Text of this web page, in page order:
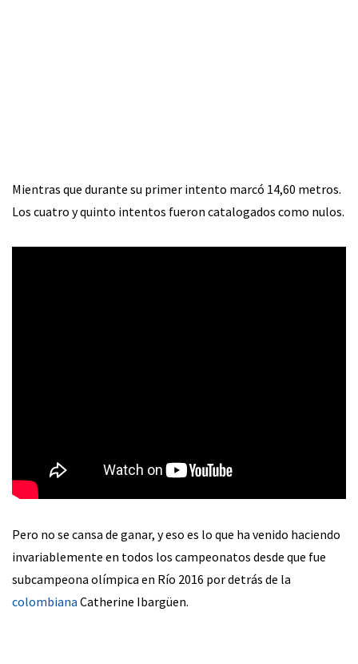
Mientras que durante su primer intento marcó 14,60 metros.
Los cuatro y quinto intentos fueron catalogados como nulos.
Pero no se cansa de ganar, y eso es lo que ha venido haciendo
invariablemente en todos los campeonatos desde que fue
subcampeona olímpica en Río 2016 por detrás de la
colombiana Catherine Ibargüen.